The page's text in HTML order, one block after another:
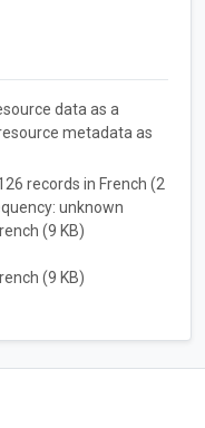
data as a
metadata as
records in French (2
unknown
(9 KB)
(9 KB)